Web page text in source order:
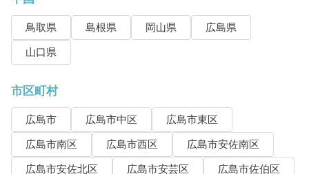
鳥取県 島根県 岡山県
広島県
山口県
市区町村
広島市 広島市中区
広島市東区
広島市南区
広島市西区
広島市安佐南区
広島市安佐北区
広島市安芸区
広島市佐伯区